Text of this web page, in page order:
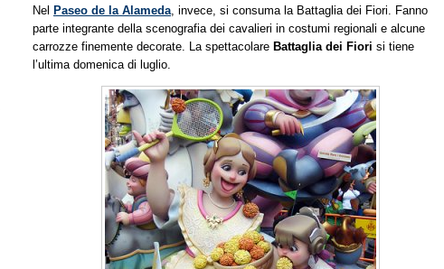
Nel Paseo de la Alameda, invece, si consuma la Battaglia dei Fiori. Fanno
parte integrante della scenografia dei cavalieri in costumi regionali e alcune
carrozze finemente decorate. La spettacolare Battaglia dei Fiori si tiene
l’ultima domenica di luglio.